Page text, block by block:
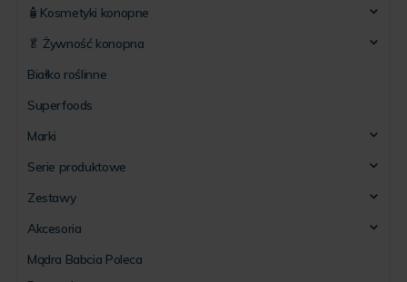
🧴Kosmetyki konopne
🥬 Żywność konopna
Białko roślinne
Superfoods
Marki
Serie produktowe
Zestawy
Akcesoria
Mądra Babcia Poleca